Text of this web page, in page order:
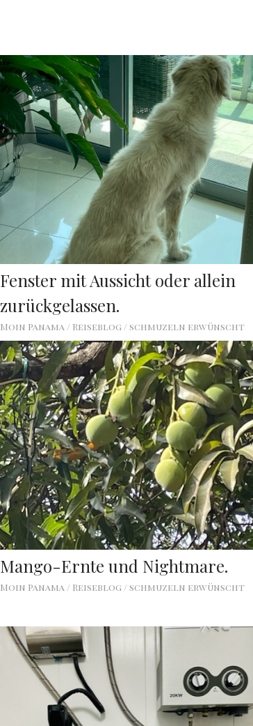
Fenster mit Aussicht oder allein
zurückgelassen.
Moin Panama / Reiseblog / schmuzeln erwünscht
Mango-Ernte und Nightmare.
Moin Panama / Reiseblog / schmuzeln erwünscht